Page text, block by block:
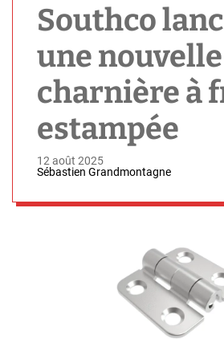
Southco
une nouvelle
charnière à
estampée
12 août 2025
Sébastien Grandmontagne